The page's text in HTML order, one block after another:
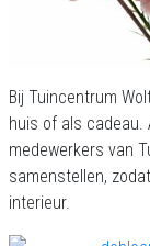
Bij Tuincentrum
huis of als cadeau.
medewerkers van
samenstellen,
interieur.